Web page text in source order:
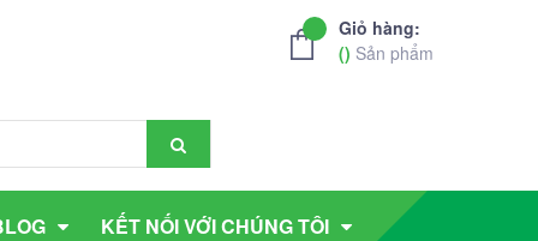
Giỏ hàng:
() Sản phẩm
KẾT NỐI VỚI CHÚNG TÔI